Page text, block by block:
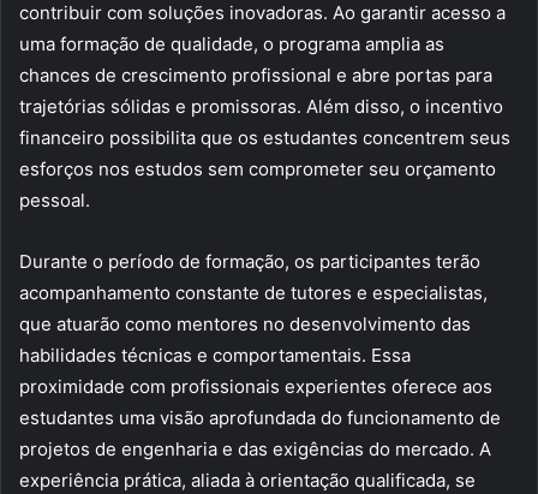
contribuir com soluções inovadoras. Ao garantir acesso a
uma formação de qualidade, o programa amplia as
chances de crescimento profissional e abre portas para
trajetórias sólidas e promissoras. Além disso, o incentivo
financeiro possibilita que os estudantes concentrem seus
esforços nos estudos sem comprometer seu orçamento
pessoal.
Durante o período de formação, os participantes terão
acompanhamento constante de tutores e especialistas,
que atuarão como mentores no desenvolvimento das
habilidades técnicas e comportamentais. Essa
proximidade com profissionais experientes oferece aos
estudantes uma visão aprofundada do funcionamento de
projetos de engenharia e das exigências do mercado. A
experiência prática, aliada à orientação qualificada, se